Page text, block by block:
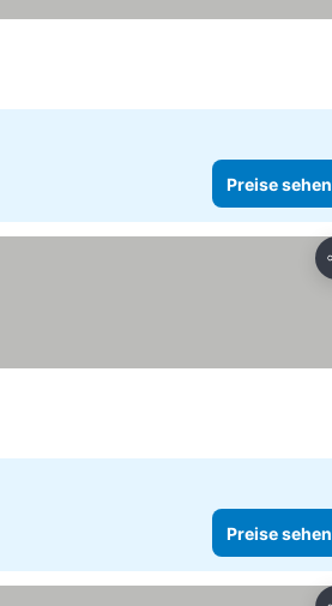
Preise sehen
Preise sehen